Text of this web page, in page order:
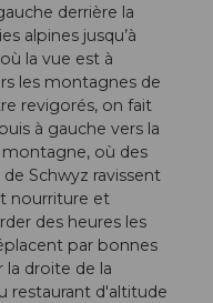
derrière la
alpines jusqu’à
la vue est à
les montagnes de
revigorés, on fait
à gauche vers la
montagne, où des
Schwyz ravissent
nourriture et
des heures les
par bonnes
la droite de la
restaurant d'altitude